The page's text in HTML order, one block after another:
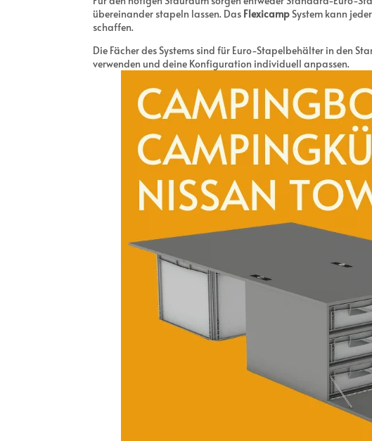
übereinander stapeln lassen. Das FlexicampSystem kann
schaffen.
Die Fächer des Systems sind für Euro-Stapelbehälter in den
verwenden und deine Konfiguration individuell anpassen.